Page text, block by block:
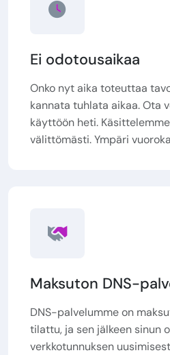
Ei odotousaikaa
Onko nyt aika toteuttaa
kannata tuhlata aikaa. Ota
käyttöön heti.
välittömästi. Ympäri
Maksuton DNS-
DNS-palvelumme on
tilattu, ja sen jälkeen sinun
verkkotunnuksen